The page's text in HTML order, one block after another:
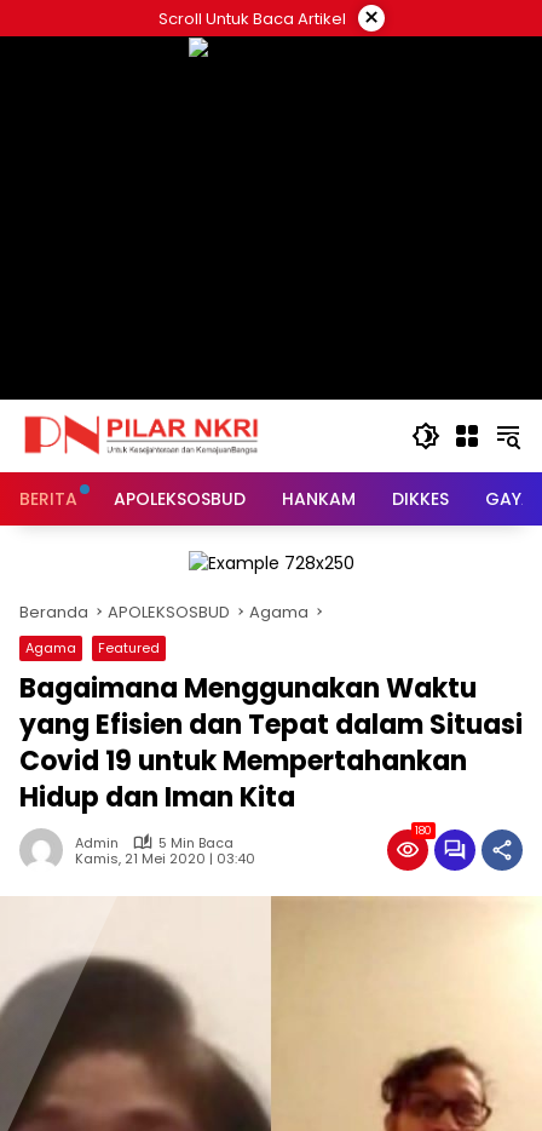
ke
Scroll Untuk Baca Artikel ×
BERITA APOLEKSOSBUD HANKAM DIKKES GAYA
Beranda APOLEKSOSBUD Agama
Agama Featured
Bagaimana Menggunakan Waktu
yang Efisien dan Tepat dalam Situasi
Covid 19 untuk Mempertahankan
Hidup dan Iman Kita
Admin
5 Min Baca
Kamis, 21 Mei 2020 | 03:40
180